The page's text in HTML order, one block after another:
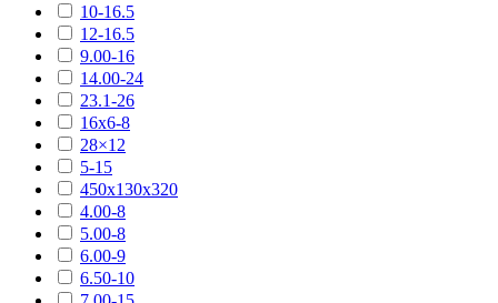
10-16.5
12-16.5
9.00-16
14.00-24
23.1-26
16х6-8
28×12
5-15
450х130х320
4.00-8
5.00-8
6.00-9
6.50-10